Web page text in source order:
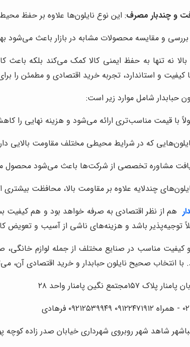
و چندبار مصرف: این نوع نایلون‌ها علاوه بر حفظ
و مقایسه محصولات مشابه در بازار باعث می‌شود
بالا نه تنها به حفظ ایمنی کالا کمک می‌کند بلکه
با کیفیت و استاندارد، تجربه خرید اقتصادی و مطمئن را
حبابدار شامل موارد زیر است:
با قیمت مناسب‌تری ارائه می‌شود و هزینه نهایی را
که در شرایط محیطی مختلف مقاومت بالایی
مشاوره تخصصی از شرکت‌ها باعث می‌شود محصول
چندلایه علاوه بر مقاومت بالا، محافظت
هم از نظر اقتصادی به صرفه خواهد بود و هم کیفیت
توجیه‌پذیر باشد و هزینه‌های ناشی از آسیب و تعویض
و کیفیت مناسب در صنایع مختلف از جمله لوازم
انتخاب صحیح نایلون حبابدار و خرید اقتصادی آن،
شاهد شهر روبروی شهرداری خیابان صدر زاده کوچه